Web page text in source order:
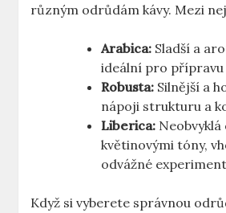
různým odrůdám kávy. Mezi
Arabica: Sladší a
ideální pro přípravu
Robusta: Silnější a
nápoji strukturu a
Liberica: Neobvyklá
květinovými tóny,
odvážné
Když si vyberete správnou